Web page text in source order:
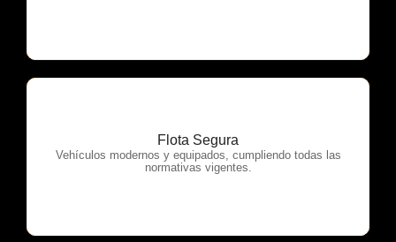
Flota Segura
Vehículos modernos y equipados, cumpliendo todas las
normativas vigentes.
OTP Servicios